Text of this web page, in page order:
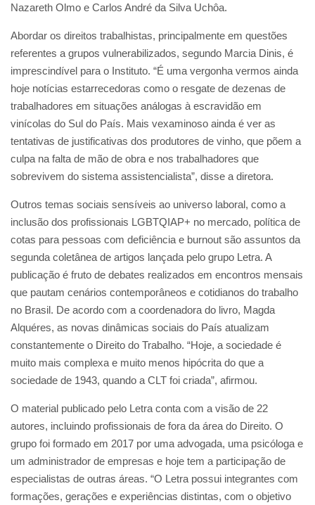
Nazareth Olmo e Carlos André da Silva Uchôa.
Abordar os direitos trabalhistas, principalmente em questões
referentes a grupos vulnerabilizados, segundo Marcia Dinis, é
imprescindível para o Instituto. “É uma vergonha vermos ainda
hoje notícias estarrecedoras como o resgate de dezenas de
trabalhadores em situações análogas à escravidão em
vinícolas do Sul do País. Mais vexaminoso ainda é ver as
tentativas de justificativas dos produtores de vinho, que põem a
culpa na falta de mão de obra e nos trabalhadores que
sobrevivem do sistema assistencialista”, disse a diretora.
Outros temas sociais sensíveis ao universo laboral, como a
inclusão dos profissionais LGBTQIAP+ no mercado, política de
cotas para pessoas com deficiência e burnout são assuntos da
segunda coletânea de artigos lançada pelo grupo Letra. A
publicação é fruto de debates realizados em encontros mensais
que pautam cenários contemporâneos e cotidianos do trabalho
no Brasil. De acordo com a coordenadora do livro, Magda
Alquéres, as novas dinâmicas sociais do País atualizam
constantemente o Direito do Trabalho. “Hoje, a sociedade é
muito mais complexa e muito menos hipócrita do que a
sociedade de 1943, quando a CLT foi criada”, afirmou.
O material publicado pelo Letra conta com a visão de 22
autores, incluindo profissionais de fora da área do Direito. O
grupo foi formado em 2017 por uma advogada, uma psicóloga e
um administrador de empresas e hoje tem a participação de
especialistas de outras áreas. “O Letra possui integrantes com
formações, gerações e experiências distintas, com o objetivo